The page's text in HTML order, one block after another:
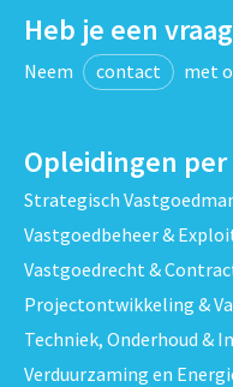
Heb je een
Neem contact met
Opleidingen
Strategisch
Vastgoedbeheer &
Vastgoedrecht &
Projectontwikkeling &
Techniek, Onderhoud &
Verduurzaming en